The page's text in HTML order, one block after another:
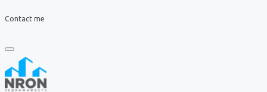
Contact me